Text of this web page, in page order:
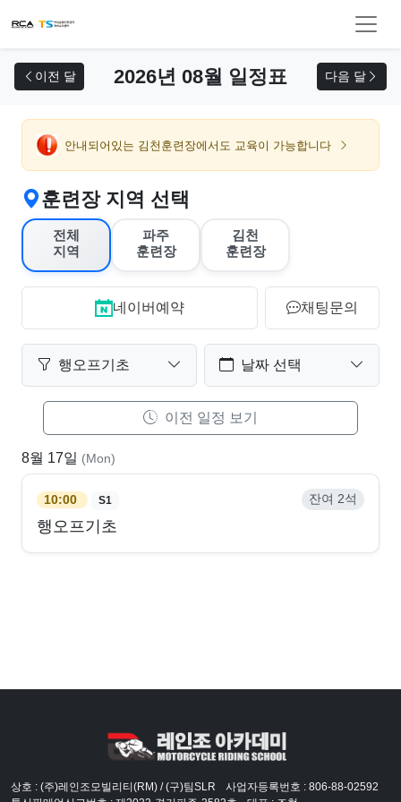
이전 달 2026년 08월 일정표 다음 달
안내되어있는 김천훈련장에서도 교육이 가능합니다
훈련장 지역 선택
전체
지역
파주
훈련장
김천
훈련장
네이버예약 채팅문의
행오프기초 날짜 선택
이전 일정 보기
8월 17일 (Mon)
10:00 S1 잔여 2석
행오프기초
상호 : (주)레인조모빌리티(RM) / (구)팀SLR
사업자등록번호 : 806-88-02592